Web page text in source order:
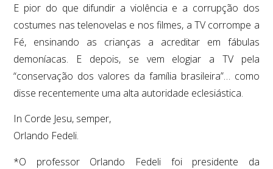
E pior do que difundir a violência e a corrupção dos
costumes nas telenovelas e nos filmes, a TV corrompe a
Fé, ensinando as crianças a acreditar em fábulas
demoníacas. E depois, se vem elogiar a TV pela
“conservação dos valores da família brasileira”… como
disse recentemente uma alta autoridade eclesiástica.
In Corde Jesu, semper,
Orlando Fedeli.
*O professor Orlando Fedeli foi presidente da